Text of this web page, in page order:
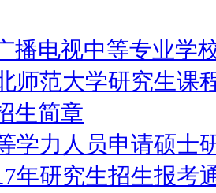
播电视中等专业学
师范大学研究生课
生简章
学力人员申请硕士
年研究生招生报考